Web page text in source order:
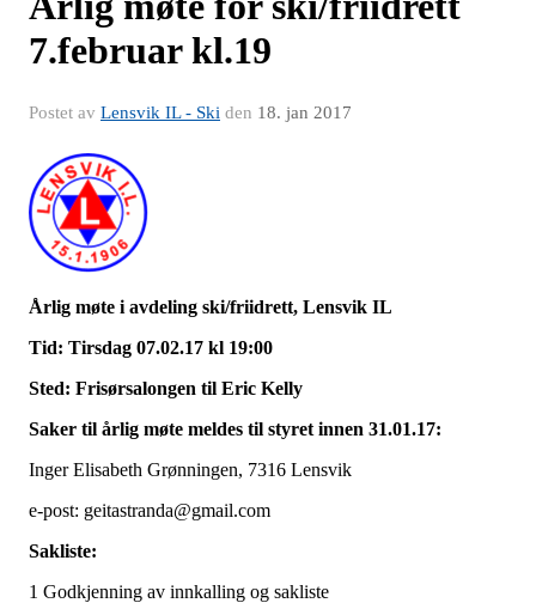
7.februar kl.19
Postet av Lensvik IL - Ski den 18. jan 2017
Årlig møte i avdeling ski/friidrett, Lensvik IL
Tid: Tirsdag 07.02.17 kl 19:00
Sted: Frisørsalongen til Eric Kelly
Saker til årlig møte meldes til styret innen 31.01.17:
Inger Elisabeth Grønningen, 7316 Lensvik
e-post: geitastranda@gmail.com
Sakliste:
1 Godkjenning av innkalling og sakliste